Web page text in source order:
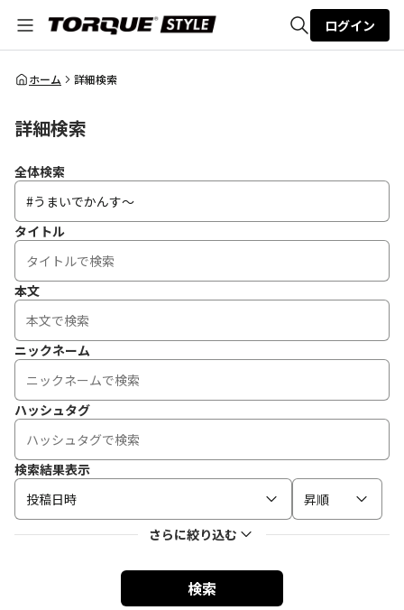
全体検索
ログイン
ホーム 詳細検索
詳細検索
全体検索
タイトル
本文
ニックネーム
ハッシュタグ
検索結果表示
投稿日時
昇順
さらに絞り込む
検索